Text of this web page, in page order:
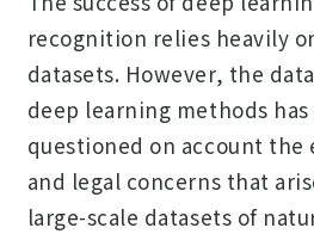
recognition relies heavily
datasets. However, the
deep learning methods
questioned on account the
and legal concerns that
large-scale datasets of